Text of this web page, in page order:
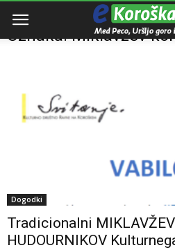
Domov Miklavžev koncert
Oznaka: Miklavžev
Dogodki
Tradicionalni MIKLAVŽEV
HUDOURNIKOV